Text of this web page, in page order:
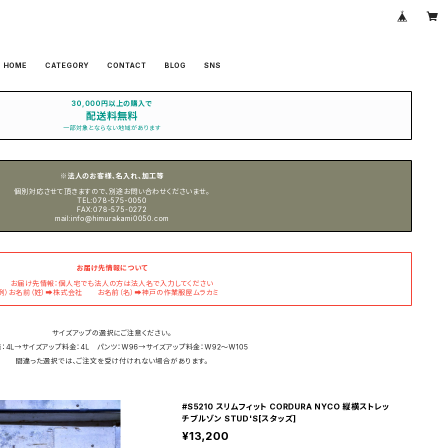
HOME CATEGORY CONTACT BLOG SNS
30,000円以上の購入で
配送料無料
一部対象とならない地域があります
※法人のお客様、名入れ、加工等
個別対応させて頂きますので、別途お問い合わせくださいませ。
TEL:078-575-0050
FAX:078-575-0272
mail:info@himurakami0050.com
お届け先情報について
お届け先情報：個人宅でも法人の方は法人名で入力してください
）お名前（姓）➡株式会社 お名前（名）➡神戸の作業服屋ムラカミ
サイズアップの選択にご注意ください。
：4L→サイズアップ料金：4L パンツ：W96→サイズアップ料金：W92～W105
間違った選択では、ご注文を受け付けれない場合があります。
#S5210 スリムフィット CORDURA NYCO 縦横ストレッ
チブルゾン STUD'S[スタッズ]
¥13,200